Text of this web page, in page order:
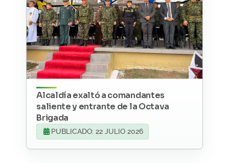
Alcaldía exaltó a comandantes
saliente y entrante de la Octava
Brigada
PUBLICADO: 22 JULIO 2026